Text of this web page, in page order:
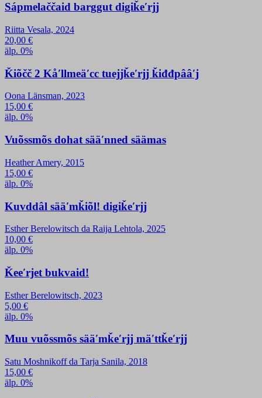
Sápmelaččaid barggut digiǩeʹrjj
Riitta Vesala, 2024
20,00 €
älp. 0%
Ǩiõčč 2 Kåʹllmeäʹcc tuejjǩeʹrjj ǩiđđpââʹj
Oona Länsman, 2023
15,00 €
älp. 0%
Vuõssmõs dohat sääʹnned säämas
Heather Amery, 2015
15,00 €
älp. 0%
Kuvddâl sääʹmǩiõl! digiǩeʹrjj
Esther Berelowitsch da Raija Lehtola, 2025
10,00 €
älp. 0%
Ǩeeʹrjet bukvaid!
Esther Berelowitsch, 2023
5,00 €
älp. 0%
Muu vuõssmõs sääʹmǩeʹrjj mäʹttǩeʹrjj
Satu Moshnikoff da Tarja Sanila, 2018
15,00 €
älp. 0%